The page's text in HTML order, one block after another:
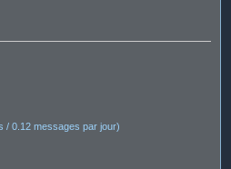
/ 0.12 messages par jour)